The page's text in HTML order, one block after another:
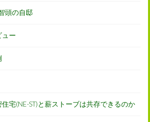
頭の自邸
ュー
宅(NE-ST)と薪ストーブは共存できるのか